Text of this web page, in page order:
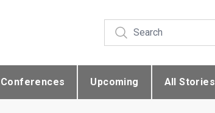
Conferences Upcoming All Stories